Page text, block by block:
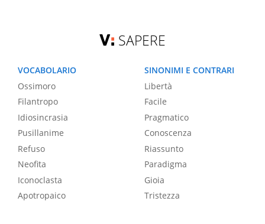
SAPERE
VOCABOLARIO
Ossimoro
Filantropo
Idiosincrasia
Pusillanime
Refuso
Neofita
Iconoclasta
Apotropaico
SINONIMI E CONTRARI
Libertà
Facile
Pragmatico
Conoscenza
Riassunto
Paradigma
Gioia
Tristezza